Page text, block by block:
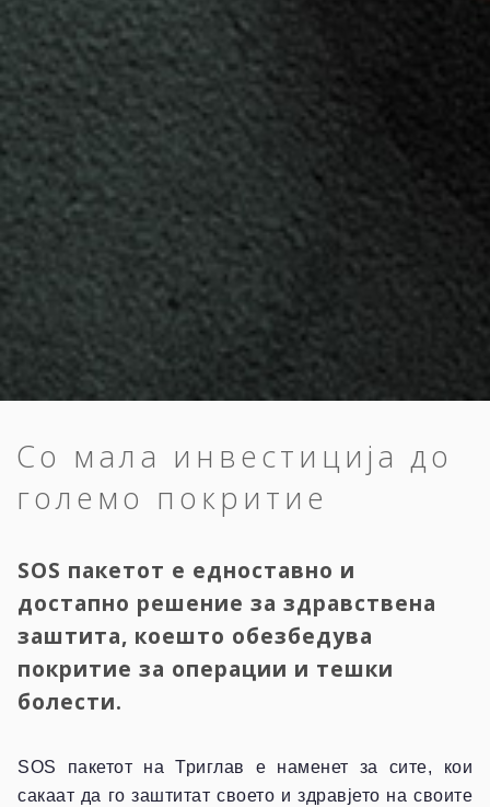
Со мала инвестиција до
големо покритие
SOS пакетот е едноставно и
достапно решение за здравствена
заштита, коешто обезбедува
покритие за операции и тешки
болести.
SOS пакетот на Триглав е наменет за сите, кои
сакаат да го заштитат своето и здравјето на своите